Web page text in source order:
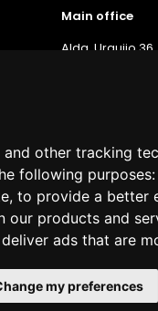
and other tracking
following purposes:
, to provide a better
our products and
ads that are
my preferences
Main office
Alda. Urquijo